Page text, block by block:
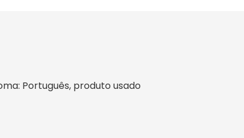
Português, produto usado